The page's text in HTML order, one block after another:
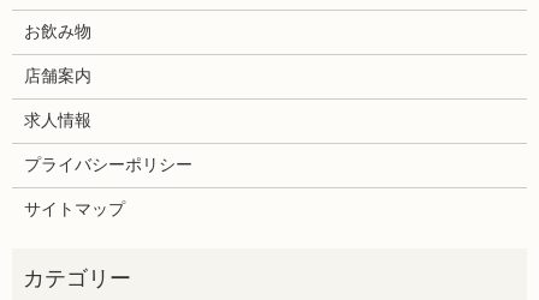
お飲み物
店舗案内
求人情報
プライバシーポリシー
サイトマップ